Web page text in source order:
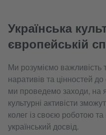
Українська
європейській
Ми розуміємо важливість
наративів та цінностей
ми проведемо заходи, на
культурні активісти
колег із своєю роботою
український досвід.